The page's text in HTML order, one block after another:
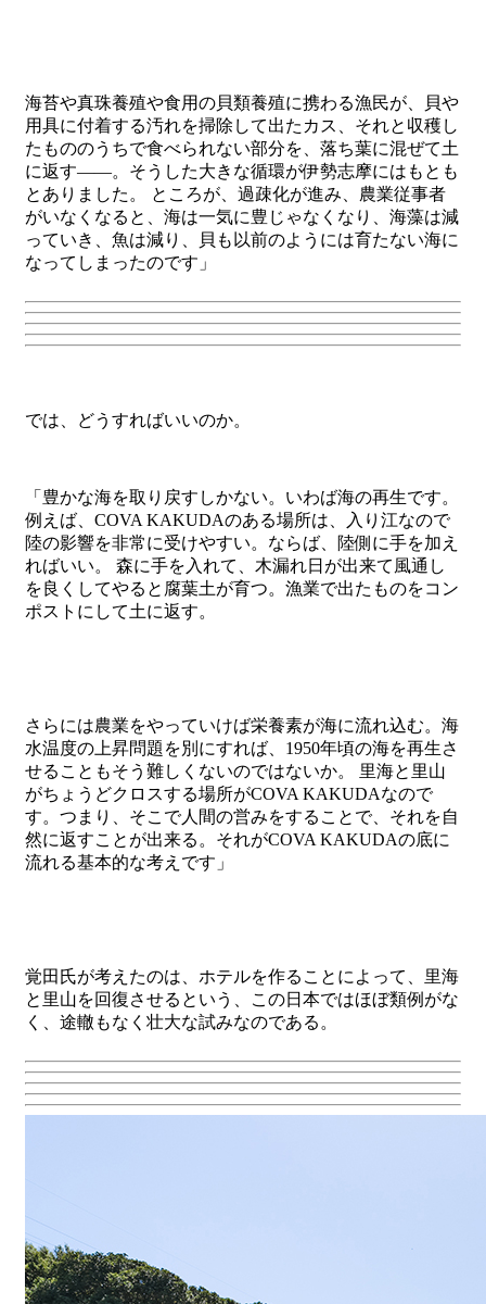
海苔や真珠養殖や食用の貝類養殖に携わる漁民が、貝や
用具に付着する汚れを掃除して出たカス、それと収穫し
たもののうちで食べられない部分を、落ち葉に混ぜて土
に返す――。そうした大きな循環が伊勢志摩にはもとも
とありました。 ところが、過疎化が進み、農業従事者
がいなくなると、海は一気に豊じゃなくなり、海藻は減
っていき、魚は減り、貝も以前のようには育たない海に
なってしまったのです」
では、どうすればいいのか。
「豊かな海を取り戻すしかない。いわば海の再生です。
例えば、COVA KAKUDAのある場所は、入り江なので
陸の影響を非常に受けやすい。ならば、陸側に手を加え
ればいい。 森に手を入れて、木漏れ日が出来て風通し
を良くしてやると腐葉土が育つ。漁業で出たものをコン
ポストにして土に返す。
さらには農業をやっていけば栄養素が海に流れ込む。海
水温度の上昇問題を別にすれば、1950年頃の海を再生さ
せることもそう難しくないのではないか。 里海と里山
がちょうどクロスする場所がCOVA KAKUDAなので
す。つまり、そこで人間の営みをすることで、それを自
然に返すことが出来る。それがCOVA KAKUDAの底に
流れる基本的な考えです」
覚田氏が考えたのは、ホテルを作ることによって、里海
と里山を回復させるという、この日本ではほぼ類例がな
く、途轍もなく壮大な試みなのである。